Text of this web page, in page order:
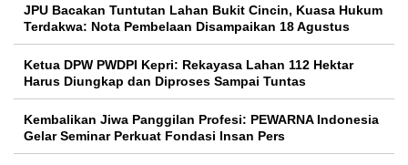
JPU Bacakan Tuntutan Lahan Bukit Cincin, Kuasa Hukum
Terdakwa: Nota Pembelaan Disampaikan 18 Agustus
Ketua DPW PWDPI Kepri: Rekayasa Lahan 112 Hektar
Harus Diungkap dan Diproses Sampai Tuntas
Kembalikan Jiwa Panggilan Profesi: PEWARNA Indonesia
Gelar Seminar Perkuat Fondasi Insan Pers